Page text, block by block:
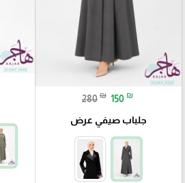
280 ₪ 150 ₪
جلباب صيفي عرض